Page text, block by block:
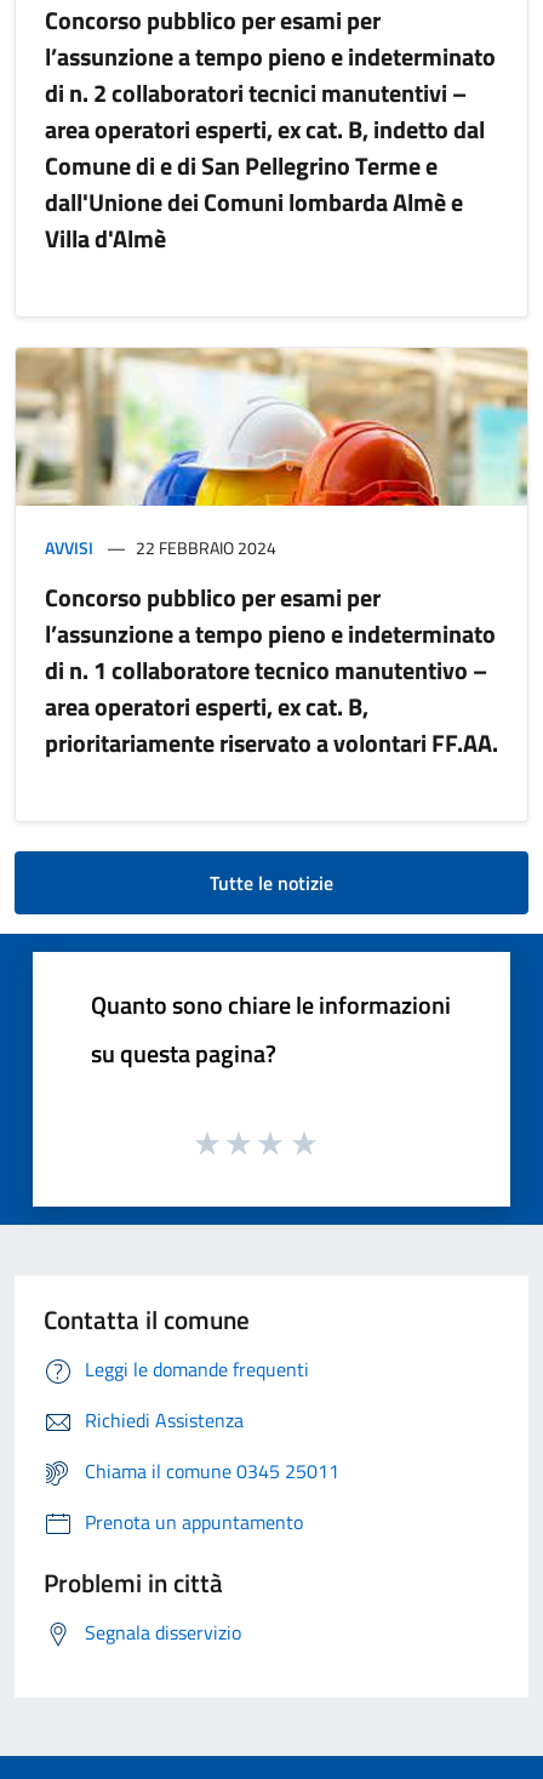
Concorso pubblico per esami per
l’assunzione a tempo pieno e indeterminato
di n. 2 collaboratori tecnici manutentivi –
area operatori esperti, ex cat. B, indetto dal
Comune di e di San Pellegrino Terme e
dall'Unione dei Comuni lombarda Almè e
Villa d'Almè
AVVISI 22 FEBBRAIO 2024
Concorso pubblico per esami per
l’assunzione a tempo pieno e indeterminato
di n. 1 collaboratore tecnico manutentivo –
area operatori esperti, ex cat. B,
prioritariamente riservato a volontari FF.AA.
Tutte le notizie
Quanto sono chiare le informazioni
su questa pagina?
Contatta il comune
Leggi le domande frequenti
Richiedi Assistenza
Chiama il comune 0345 25011
Prenota un appuntamento
Problemi in città
Segnala disservizio